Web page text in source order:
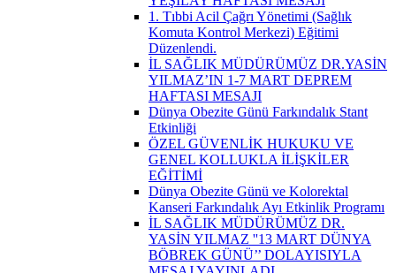
1. Tıbbi Acil Çağrı Yönetimi (Sağlık
Komuta Kontrol Merkezi) Eğitimi
Düzenlendi.
İL SAĞLIK MÜDÜRÜMÜZ DR.YASİN
YILMAZ’IN 1-7 MART DEPREM
HAFTASI MESAJI
Dünya Obezite Günü Farkındalık Stant
Etkinliği
ÖZEL GÜVENLİK HUKUKU VE
GENEL KOLLUKLA İLİŞKİLER
EĞİTİMİ
Dünya Obezite Günü ve Kolorektal
Kanseri Farkındalık Ayı Etkinlik Programı
İL SAĞLIK MÜDÜRÜMÜZ DR.
YASİN YILMAZ ''13 MART DÜNYA
BÖBREK GÜNÜ’’ DOLAYISIYLA